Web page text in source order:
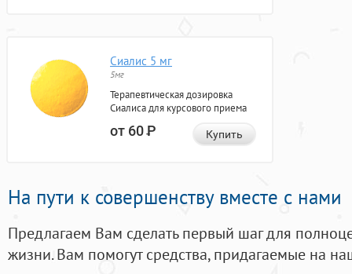
Сиалис 5 мг
5мг
Терапевтическая дозировка
Сиалиса для курсового приема
от 60Р Купить
На пути к совершенству вместе с нами
Предлагаем Вам сделать первый шаг для
жизни. Вам помогут средства, придагаемые на